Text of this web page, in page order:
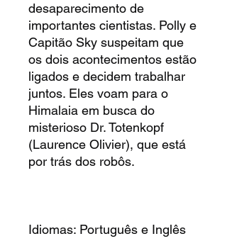
desaparecimento de
importantes cientistas. Polly e
Capitão Sky suspeitam que
os dois acontecimentos estão
ligados e decidem trabalhar
juntos. Eles voam para o
Himalaia em busca do
misterioso Dr. Totenkopf
(Laurence Olivier), que está
por trás dos robôs.
Idiomas: Português e Inglês